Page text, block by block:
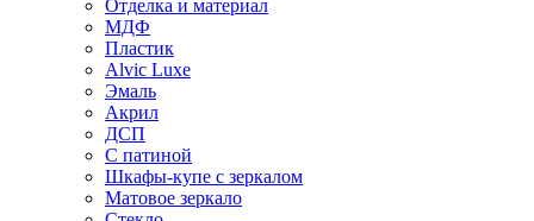
Отделка и материал
МДФ
Пластик
Alvic Luxe
Эмаль
Акрил
ДСП
С патиной
Шкафы-купе с зеркалом
Матовое зеркало